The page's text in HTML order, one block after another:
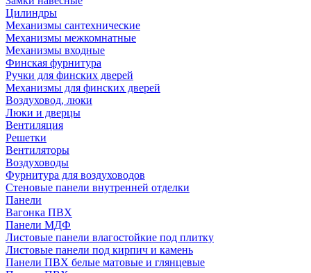
Цилиндры
Механизмы сантехнические
Механизмы межкомнатные
Механизмы входные
Финская фурнитура
Ручки для финских дверей
Механизмы для финских дверей
Воздуховод, люки
Люки и дверцы
Вентиляция
Решетки
Вентиляторы
Воздуховоды
Фурнитура для воздуховодов
Стеновые панели внутренней отделки
Панели
Вагонка ПВХ
Панели МДФ
Листовые панели влагостойкие под плитку
Листовые панели под кирпич и камень
Панели ПВХ белые матовые и глянцевые